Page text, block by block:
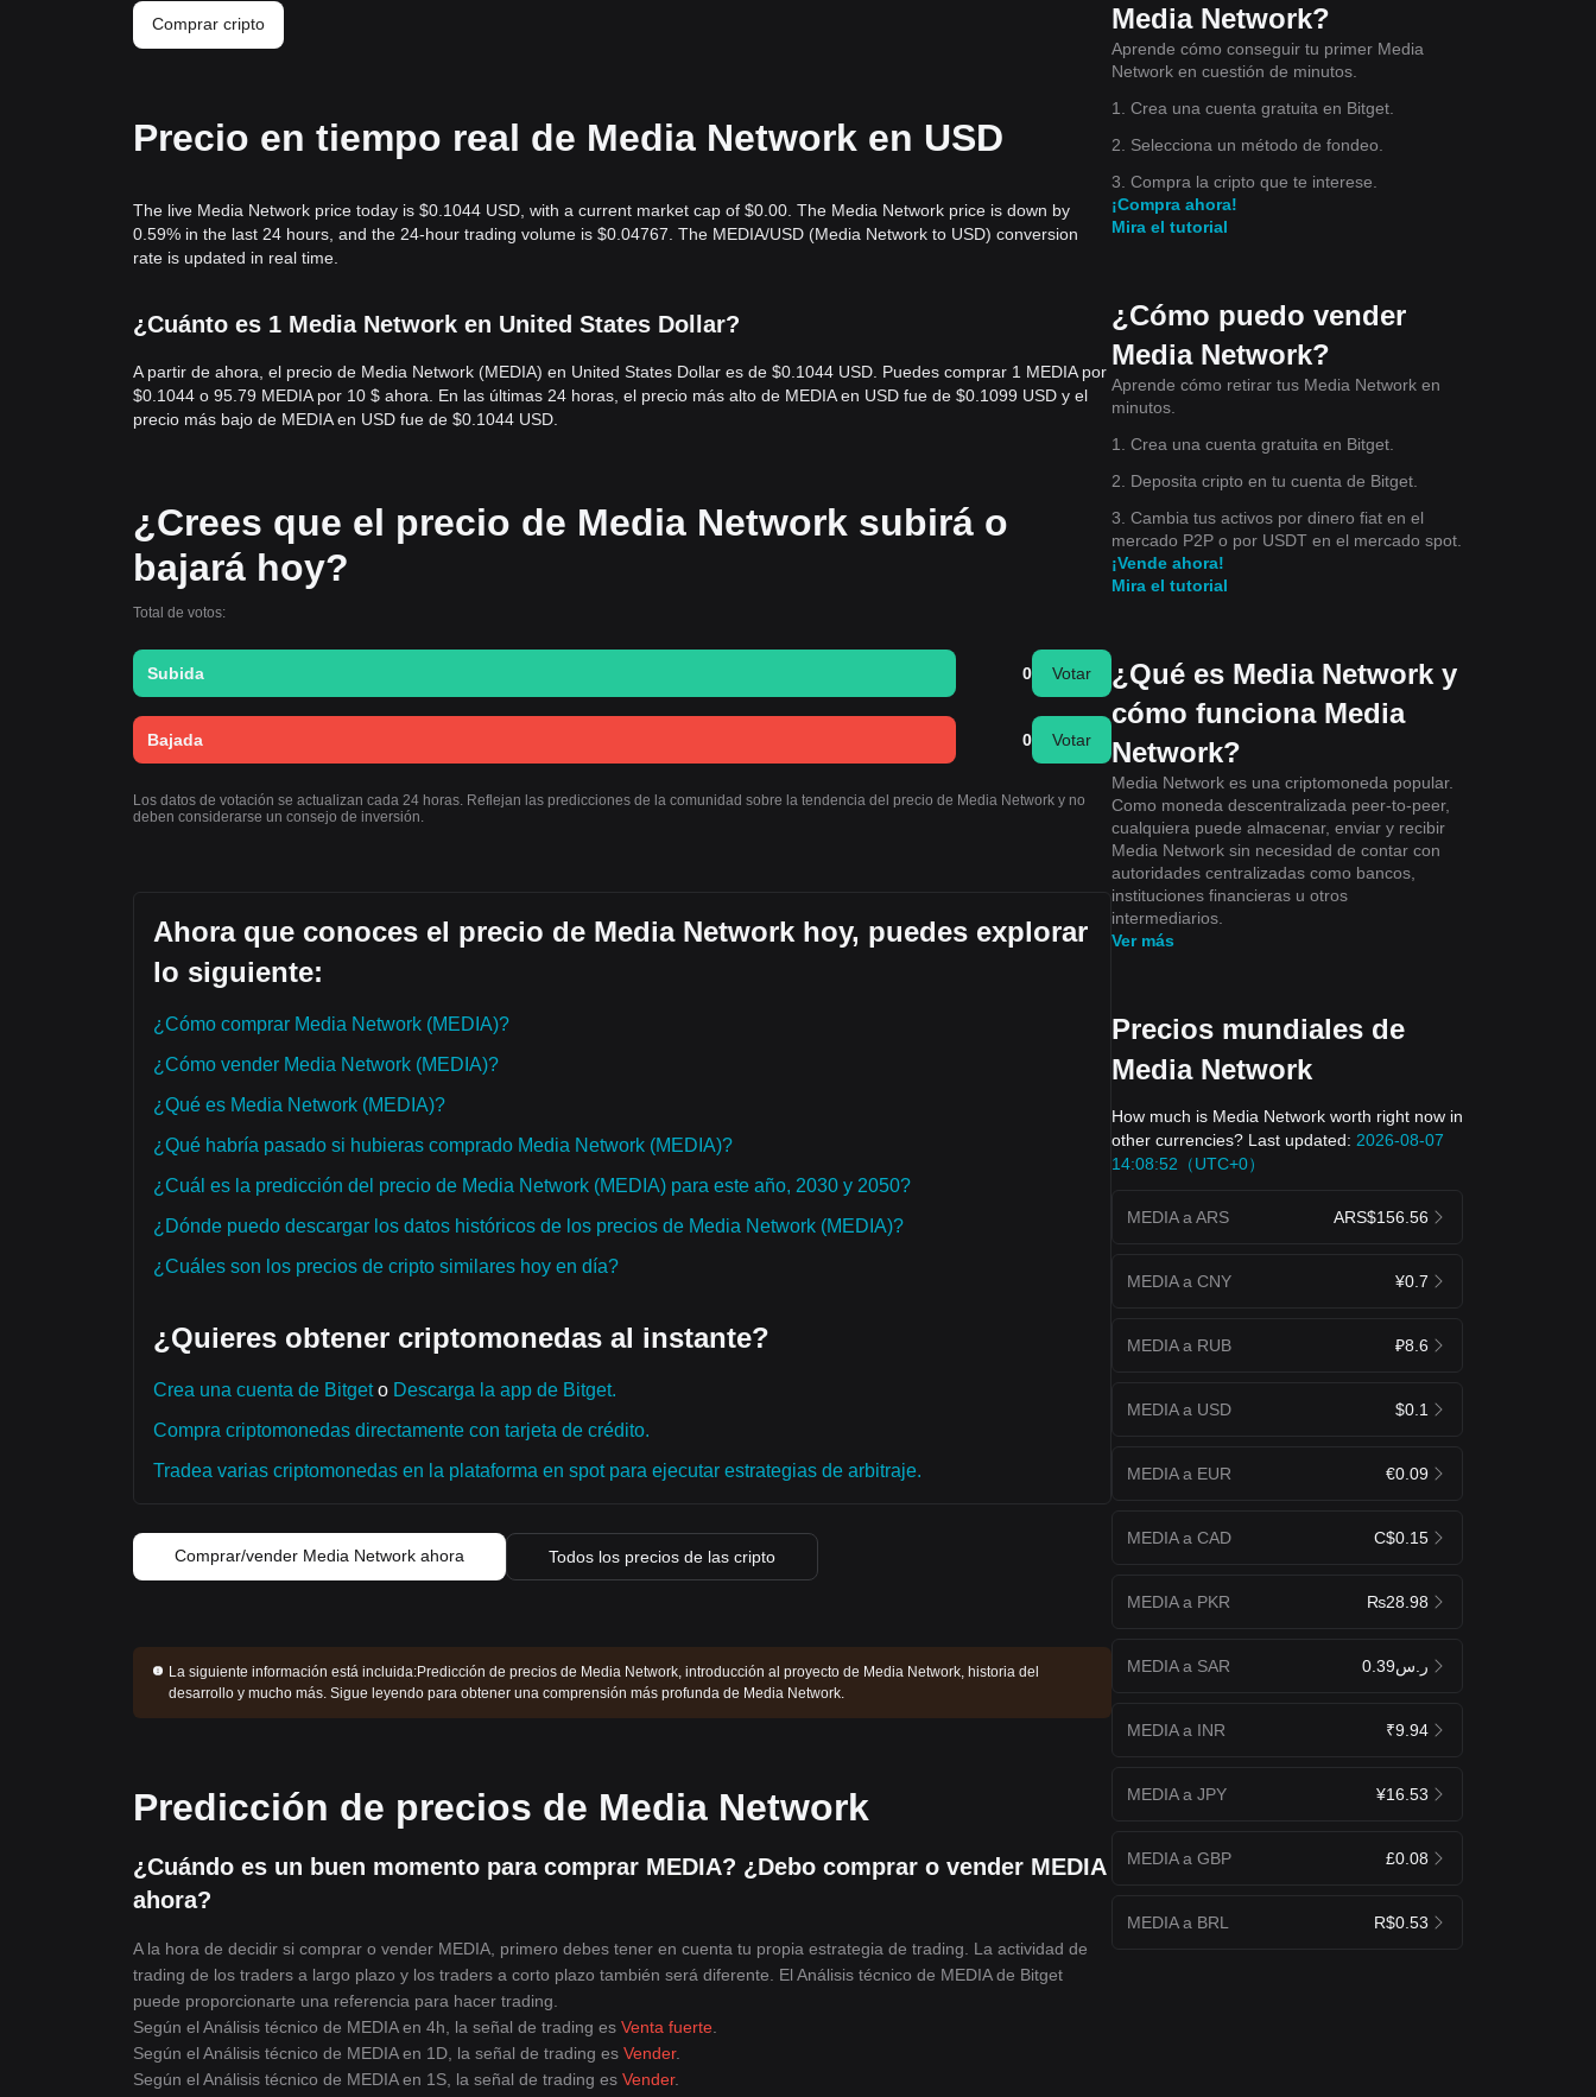
Comprar cripto
Precio en tiempo real de Media Network en USD
The live Media Network price today is $0.1044 USD, with a current market cap of $0.00. The Media Network price is down by
0.59% in the last 24 hours, and the 24-hour trading volume is $0.04767. The MEDIA/USD (Media Network to USD) conversion
rate is updated in real time.
¿Cuánto es 1 Media Network en United States Dollar?
A partir de ahora, el precio de Media Network (MEDIA) en United States Dollar es de $0.1044 USD. Puedes comprar 1 MEDIA por
$0.1044 o 95.79 MEDIA por 10 $ ahora. En las últimas 24 horas, el precio más alto de MEDIA en USD fue de $0.1099 USD y el
precio más bajo de MEDIA en USD fue de $0.1044 USD.
¿Crees que el precio de Media Network subirá o
bajará hoy?
Total de votos:
Subida 0 Votar
Bajada 0 Votar
Los datos de votación se actualizan cada 24 horas. Reflejan las predicciones de la comunidad sobre la tendencia del precio de Media Network y no
deben considerarse un consejo de inversión.
Ahora que conoces el precio de Media Network hoy, puedes explorar
lo siguiente:
¿Cómo comprar Media Network (MEDIA)?
¿Cómo vender Media Network (MEDIA)?
¿Qué es Media Network (MEDIA)?
¿Qué habría pasado si hubieras comprado Media Network (MEDIA)?
¿Cuál es la predicción del precio de Media Network (MEDIA) para este año, 2030 y 2050?
¿Dónde puedo descargar los datos históricos de los precios de Media Network (MEDIA)?
¿Cuáles son los precios de cripto similares hoy en día?
¿Quieres obtener criptomonedas al instante?
Crea una cuenta de Bitgeto Descarga la app de Bitget.
Compra criptomonedas directamente con tarjeta de crédito.
Tradea varias criptomonedas en la plataforma en spot para ejecutar estrategias de arbitraje.
Comprar/vender Media Network ahora Todos los precios de las cripto
La siguiente información está incluida:Predicción de precios de Media Network, introducción al proyecto de Media Network, historia del
desarrollo y mucho más. Sigue leyendo para obtener una comprensión más profunda de Media Network.
Predicción de precios de Media Network
¿Cuándo es un buen momento para comprar MEDIA? ¿Debo comprar o vender MEDIA
ahora?
A la hora de decidir si comprar o vender MEDIA, primero debes tener en cuenta tu propia estrategia de trading. La actividad de
trading de los traders a largo plazo y los traders a corto plazo también será diferente. El Análisis técnico de MEDIA de Bitget
puede proporcionarte una referencia para hacer trading.
Según el Análisis técnico de MEDIA en 4h, la señal de trading es Venta fuerte
Según el Análisis técnico de MEDIA en 1D, la señal de trading es Vender.
Según el Análisis técnico de MEDIA en 1S, la señal de trading es Vender.
Media Network?
Aprende cómo conseguir tu primer Media
Network en cuestión de minutos.
1. Crea una cuenta gratuita en Bitget.
2. Selecciona un método de fondeo.
3. Compra la cripto que te interese.
¡Compra ahora!
Mira el tutorial
¿Cómo puedo vender
Media Network?
Aprende cómo retirar tus Media Network en
minutos.
1. Crea una cuenta gratuita en Bitget.
2. Deposita cripto en tu cuenta de Bitget.
3. Cambia tus activos por dinero fiat en el
mercado P2P o por USDT en el mercado spot.
¡Vende ahora!
Mira el tutorial
¿Qué es Media Network y
cómo funciona Media
Network?
Media Network es una criptomoneda popular.
Como moneda descentralizada peer-to-peer,
cualquiera puede almacenar, enviar y recibir
Media Network sin necesidad de contar con
autoridades centralizadas como bancos,
instituciones financieras u otros
intermediarios.
Ver más
Precios mundiales de
Media Network
How much is Media Network worth right now in
other currencies? Last updated: 2026-08-07
14:08:52（UTC+0）
MEDIA a ARS ARS$156.56
MEDIA a CNY ¥0.7
MEDIA a RUB ₽8.6
MEDIA a USD $0.1
MEDIA a EUR €0.09
MEDIA a CAD C$0.15
MEDIA a PKR ₨28.98
MEDIA a SAR ر.س0.39
MEDIA a INR ₹9.94
MEDIA a JPY ¥16.53
MEDIA a GBP £0.08
MEDIA a BRL R$0.53